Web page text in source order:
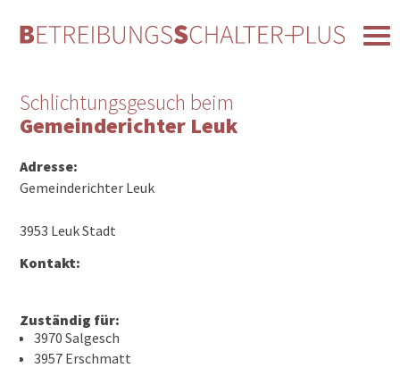
Schlichtungsgesuch beim
Gemeinderichter Leuk
Adresse:
Gemeinderichter Leuk
3953 Leuk Stadt
Kontakt:
Zuständig für:
3970 Salgesch
3957 Erschmatt